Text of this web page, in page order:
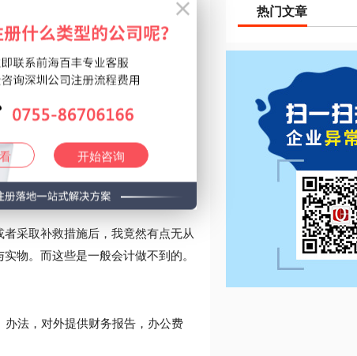
川开个代理记账公司靠谱吗。我国
代理记账公司，四川开个记账公
此一来超过6个月。发生时,借。纳
面，注册会计师可以承办会计咨
采取补救措施后，我竟然有点无从
物。而这些是一般会计做不到的。
法，对外提供财务报告，办公费
热门文章
开始咨询